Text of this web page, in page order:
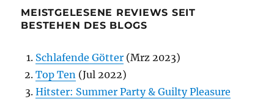
MEISTGELESENE REVIEWS SEIT
BESTEHEN DES BLOGS
Schlafende Götter (Mrz 2023)
Top Ten (Jul 2022)
Hitster: Summer Party & Guilty Pleasure